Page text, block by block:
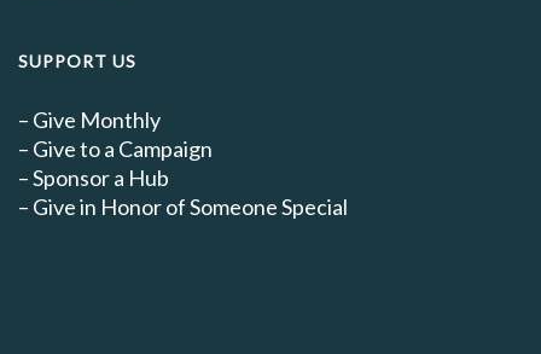
SUPPORT US
– Give Monthly
– Give to a Campaign
–Sponsor a Hub
– Give in Honor of Someone Special